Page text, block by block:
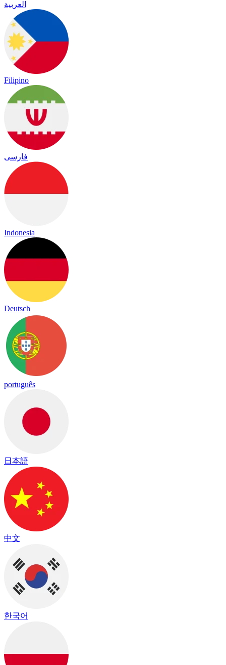
العربية
Filipino
فارسی
Indonesia
Deutsch
português
日本語
中文
한국어